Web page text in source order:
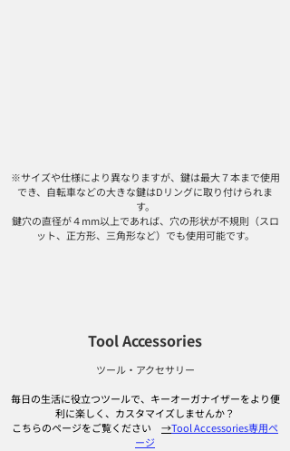
※サイズや仕様により異なりますが、鍵は最大７本まで使用
でき、自転車などの大きな鍵はDリングに取り付けられま
す。
鍵穴の直径が４mm以上であれば、穴の形状が不規則（スロ
ット、正方形、三角形など）でも使用可能です。
Tool Accessories
ツール・アクセサリー
毎日の生活に役立つツールで、キーオーガナイザーをより便
利に楽しく、カスタマイズしませんか？
こちらのページをご覧ください →Tool Accessories専用ペ
ージ